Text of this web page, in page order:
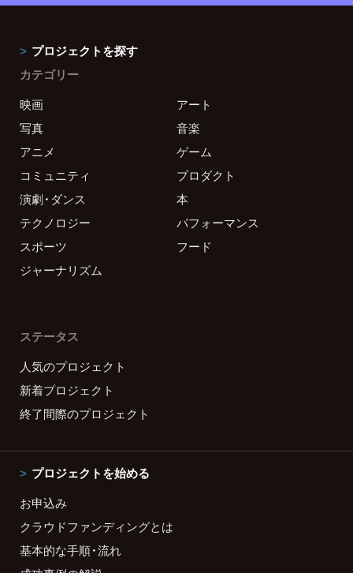
プロジェクトを探す
カテゴリー
映画
アート
写真
音楽
アニメ
ゲーム
コミュニティ
プロダクト
演劇・ダンス
本
テクノロジー
パフォーマンス
スポーツ
フード
ジャーナリズム
ステータス
人気のプロジェクト
新着プロジェクト
終了間際のプロジェクト
プロジェクトを始める
お申込み
クラウドファンディングとは
基本的な手順・流れ